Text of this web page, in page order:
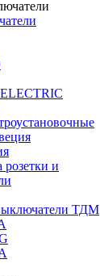
розетки и
ТДМ